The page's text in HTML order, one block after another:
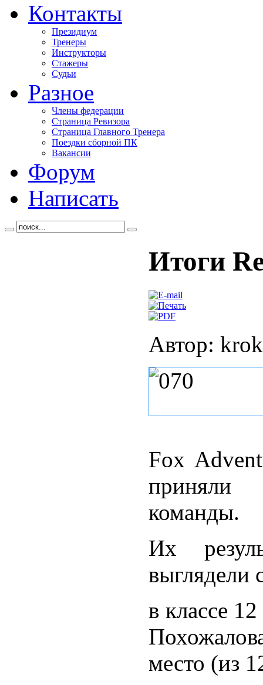
Контакты
Президиум
Тренеры
Инструкторы
Стажеры
Судьи
Разное
Члены федерации
Страница Ревизора
Страница Главного Тренера
Поездки сборной ПК
Вакансии
Форум
Написать
Итоги
Автор:
Fox
приняли
команды.
Их
выглядели
в классе
место (из